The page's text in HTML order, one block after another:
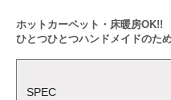
ホットカーペット・床暖房OK!!
ひとつひとつハンドメイドのた
SPEC